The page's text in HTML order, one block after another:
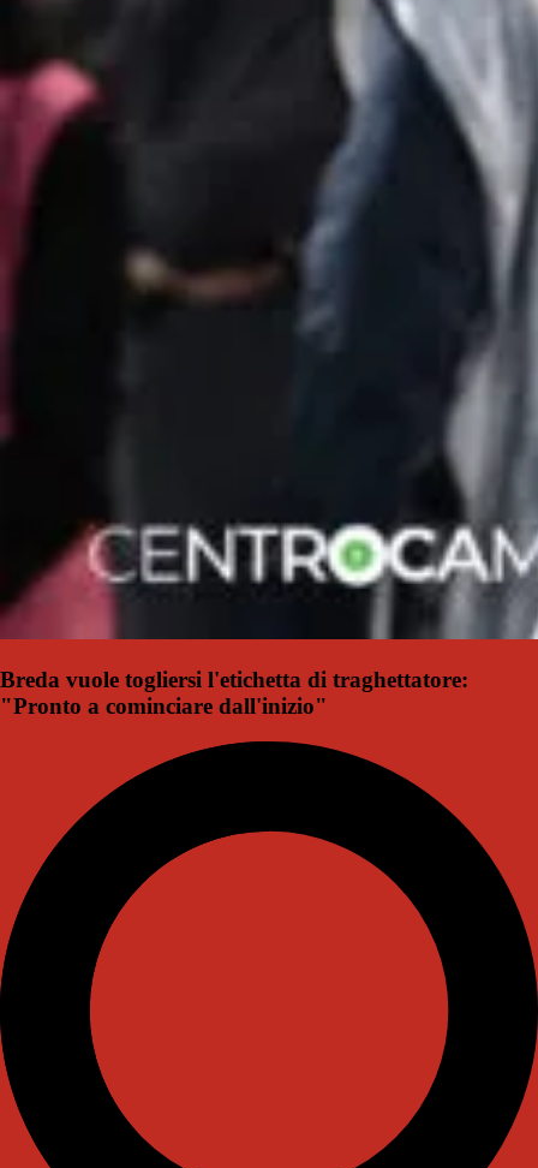
Breda vuole togliersi l'etichetta di traghettatore:
"Pronto a cominciare dall'inizio"